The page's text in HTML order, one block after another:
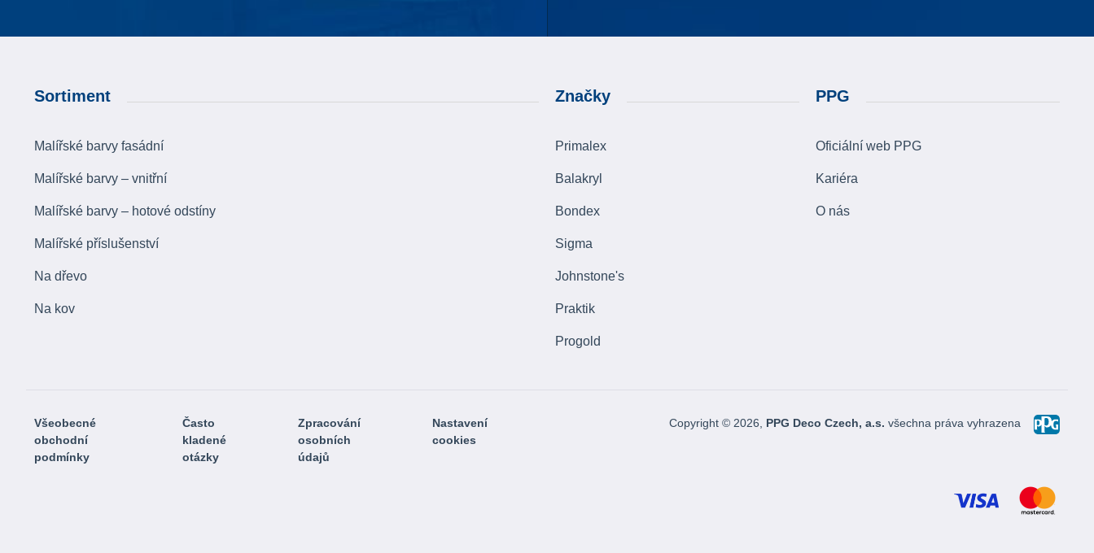
Sortiment
Malířské barvy fasádní
Malířské barvy – vnitřní
Malířské barvy – hotové odstíny
Malířské příslušenství
Na dřevo
Na kov
Značky
Primalex
Balakryl
Bondex
Sigma
Johnstone's
Praktik
Progold
PPG
Oficiální web PPG
Kariéra
O nás
Všeobecné
obchodní
podmínky
Často
kladené
otázky
Zpracování
osobních
údajů
Nastavení
cookies
Copyright © 2026, PPG Deco Czech, a.s. všechna práva vyhrazena